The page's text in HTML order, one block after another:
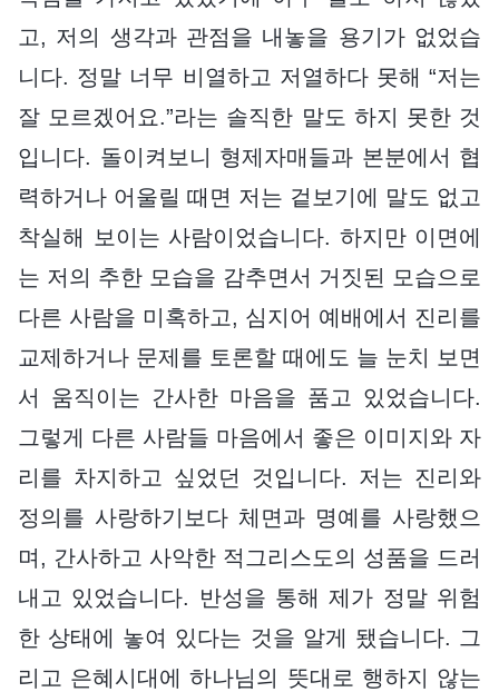
고, 저의 생각과 관점을 내놓을 용기가 없었습
니다. 정말 너무 비열하고 저열하다 못해 “저는
잘 모르겠어요.”라는 솔직한 말도 하지 못한 것
입니다. 돌이켜보니 형제자매들과 본분에서 협
력하거나 어울릴 때면 저는 겉보기에 말도 없고
착실해 보이는 사람이었습니다. 하지만 이면에
는 저의 추한 모습을 감추면서 거짓된 모습으로
다른 사람을 미혹하고, 심지어 예배에서 진리를
교제하거나 문제를 토론할 때에도 늘 눈치 보면
서 움직이는 간사한 마음을 품고 있었습니다.
그렇게 다른 사람들 마음에서 좋은 이미지와 자
리를 차지하고 싶었던 것입니다. 저는 진리와
정의를 사랑하기보다 체면과 명예를 사랑했으
며, 간사하고 사악한 적그리스도의 성품을 드러
내고 있었습니다. 반성을 통해 제가 정말 위험
한 상태에 놓여 있다는 것을 알게 됐습니다. 그
리고 은혜시대에 하나님의 뜻대로 행하지 않는